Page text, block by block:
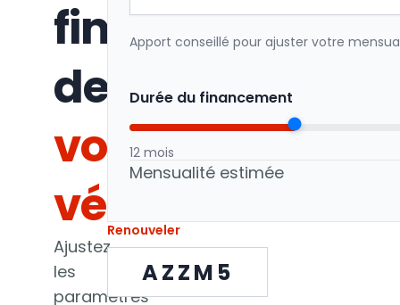
financement
de
votre
véhicule
Ajustez
les
paramètres
Apport conseillé pour ajuster votre
Durée du financement
12 mois
Mensualité estimée
Renouveler
AZZM5